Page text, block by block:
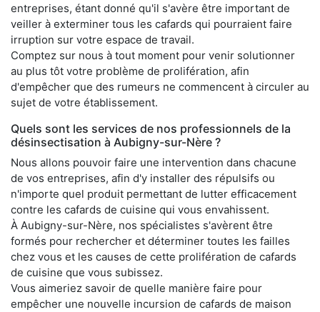
entreprises, étant donné qu'il s'avère être important de
veiller à exterminer tous les cafards qui pourraient faire
irruption sur votre espace de travail.
Comptez sur nous à tout moment pour venir solutionner
au plus tôt votre problème de prolifération, afin
d'empêcher que des rumeurs ne commencent à circuler au
sujet de votre établissement.
Quels sont les services de nos professionnels de la
désinsectisation à Aubigny-sur-Nère ?
Nous allons pouvoir faire une intervention dans chacune
de vos entreprises, afin d'y installer des répulsifs ou
n'importe quel produit permettant de lutter efficacement
contre les cafards de cuisine qui vous envahissent.
À Aubigny-sur-Nère, nos spécialistes s'avèrent être
formés pour rechercher et déterminer toutes les failles
chez vous et les causes de cette prolifération de cafards
de cuisine que vous subissez.
Vous aimeriez savoir de quelle manière faire pour
empêcher une nouvelle incursion de cafards de maison